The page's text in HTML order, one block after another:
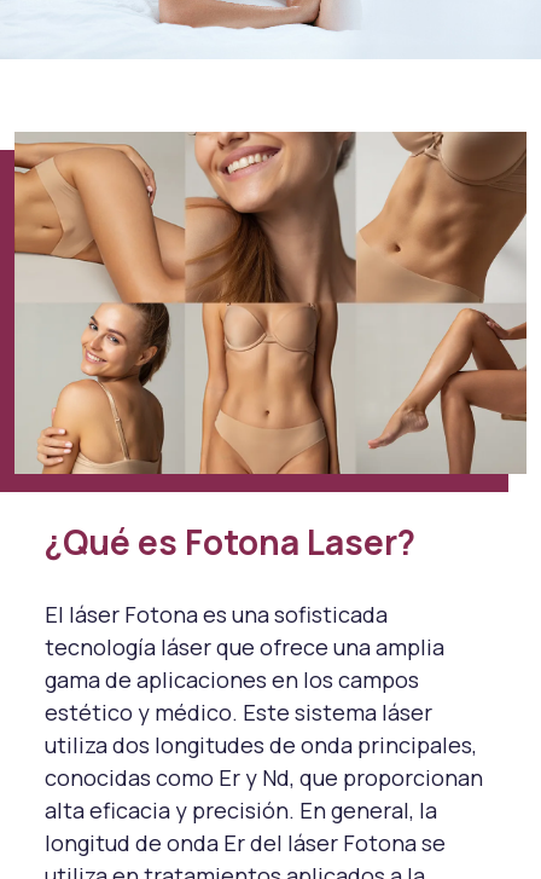
¿Qué es Fotona Laser?
El láser Fotona es una sofisticada
tecnología láser que ofrece una amplia
gama de aplicaciones en los campos
estético y médico. Este sistema láser
utiliza dos longitudes de onda principales,
conocidas como Er y Nd, que proporcionan
alta eficacia y precisión. En general, la
longitud de onda Er del láser Fotona se